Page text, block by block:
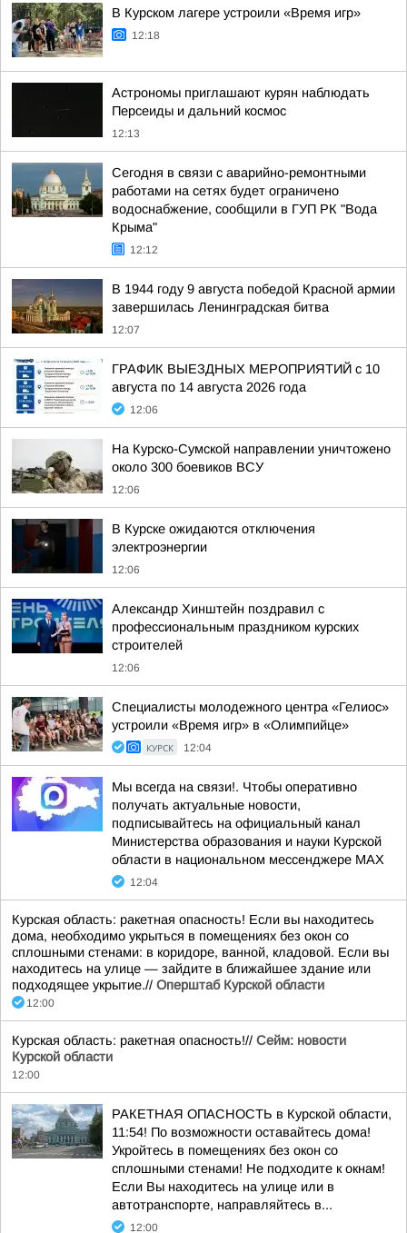
В Курском лагере устроили «Время игр»
12:18
Астрономы приглашают курян наблюдать
Персеиды и дальний космос
12:13
Сегодня в связи с аварийно-ремонтными
работами на сетях будет ограничено
водоснабжение, сообщили в ГУП РК "Вода
Крыма"
12:12
В 1944 году 9 августа победой Красной армии
завершилась Ленинградская битва
12:07
ГРАФИК ВЫЕЗДНЫХ МЕРОПРИЯТИЙ с 10
августа по 14 августа 2026 года
12:06
На Курско-Сумской направлении уничтожено
около 300 боевиков ВСУ
12:06
В Курске ожидаются отключения
электроэнергии
12:06
Александр Хинштейн поздравил с
профессиональным праздником курских
строителей
12:06
Специалисты молодежного центра «Гелиос»
устроили «Время игр» в «Олимпийце»
КУРСК 12:04
Мы всегда на связи!. Чтобы оперативно
получать актуальные новости,
подписывайтесь на официальный канал
Министерства образования и науки Курской
области в национальном мессенджере МАХ
12:04
Курская область: ракетная опасность! Если вы находитесь
дома, необходимо укрыться в помещениях без окон со
сплошными стенами: в коридоре, ванной, кладовой. Если вы
находитесь на улице — зайдите в ближайшее здание или
подходящее укрытие.// Оперштаб Курской области
12:00
Курская область: ракетная опасность!// Сейм: новости
Курской области
12:00
РАКЕТНАЯ ОПАСНОСТЬ в Курской области,
11:54! По возможности оставайтесь дома!
Укройтесь в помещениях без окон со
сплошными стенами! Не подходите к окнам!
Если Вы находитесь на улице или в
автотранспорте, направляйтесь в...
12:00